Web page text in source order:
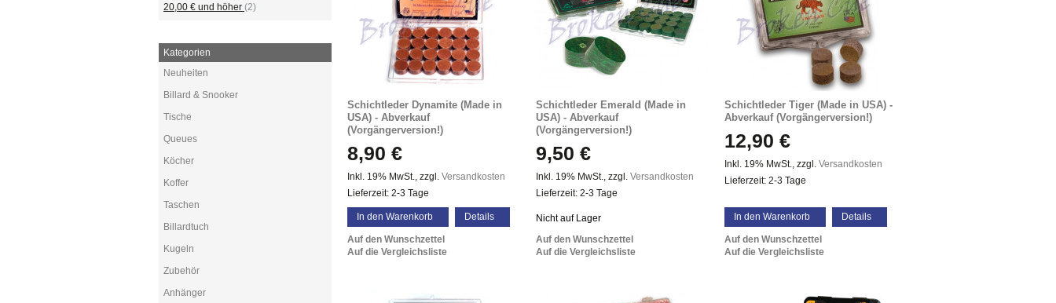
Schichtleder Dynamite (Made in
USA) - Abverkauf
(Vorgängerversion!)
8,90 €
Inkl. 19% MwSt., zzgl. Versandkosten
Lieferzeit: 2-3 Tage
In den Warenkorb Details
Auf den Wunschzettel
Auf die Vergleichsliste
Schichtleder Emerald (Made in
USA) - Abverkauf
(Vorgängerversion!)
9,50 €
Inkl. 19% MwSt., zzgl. Versandkosten
Lieferzeit: 2-3 Tage
Nicht auf Lager
Auf den Wunschzettel
Auf die Vergleichsliste
Schichtleder Tiger (Made in USA) -
Abverkauf (Vorgängerversion!)
12,90 €
Inkl. 19% MwSt., zzgl. Versandkosten
Lieferzeit: 2-3 Tage
In den Warenkorb Details
Auf den Wunschzettel
Auf die Vergleichsliste
20,00 € und höher (2)
Kategorien
Neuheiten
Billard & Snooker
Tische
Queues
Köcher
Koffer
Taschen
Billardtuch
Kugeln
Zubehör
Anhänger